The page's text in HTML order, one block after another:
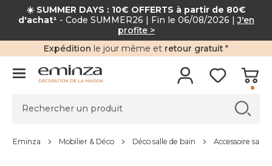
☀️ SUMMER DAYS : 10€ OFFERTS à partir de 80€
d'achat¹ - Code SUMMER26 | Fin le 06/08/2026 |J'en
profite >
Expédition le jour même et retour gratuit *
DÉCORATION DE LA MAISON
Eminza Mobilier & Déco Déco salle de bain Accessoire salle